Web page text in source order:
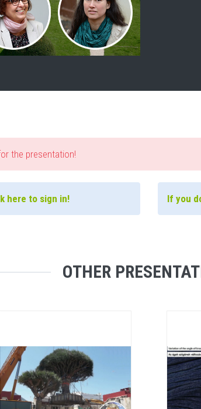
the presentation!
here to sign in! If you
OTHER